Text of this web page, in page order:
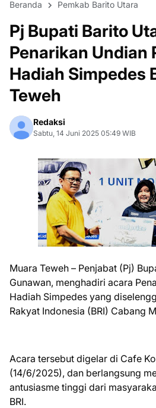
Beranda Pemkab Barito Utara
Pj Bupati Barito
Penarikan Undian
Hadiah Simpedes
Teweh
Redaksi
Sabtu, 14 Juni 2025 05:49 WIB
Muara Teweh – Penjabat (Pj)
Gunawan, menghadiri acara
Hadiah Simpedes yang
Rakyat Indonesia (BRI) Cabang
Acara tersebut digelar di Cafe
(14/6/2025), dan berlangsung
antusiasme tinggi dari
BRI.